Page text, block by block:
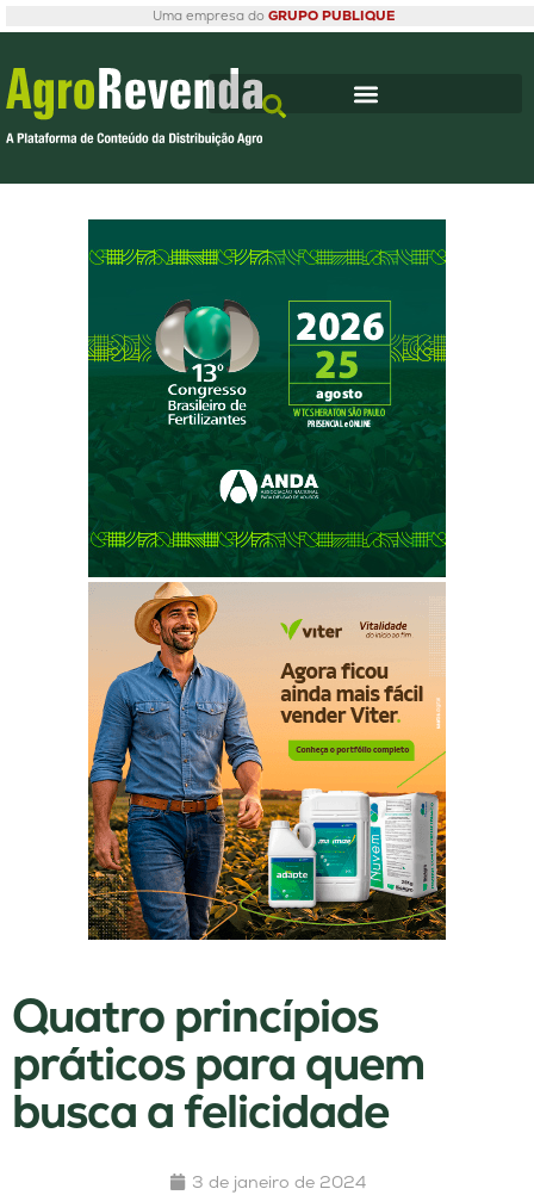
Uma empresa do GRUPO PUBLIQUE
Quatro princípios
práticos para quem
busca a felicidade
3 de janeiro de 2024